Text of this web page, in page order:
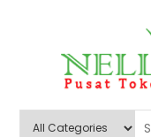
Nelly